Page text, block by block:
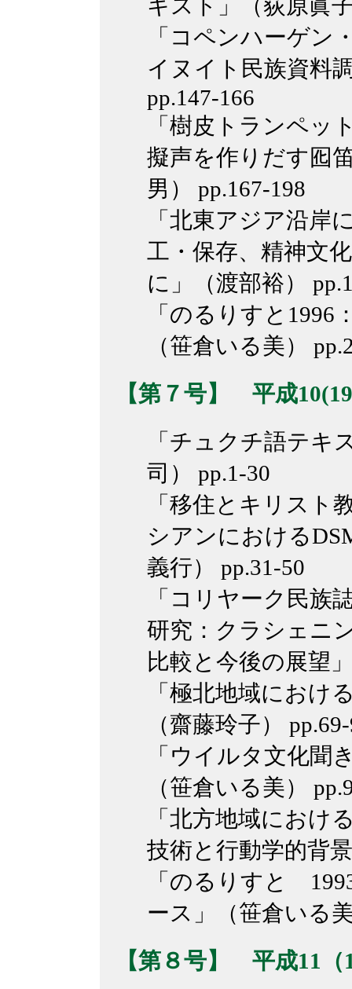
キスト」（荻原眞
「コペンハーゲン
イヌイト民族資料
pp.147-166
「樹皮トランペッ
擬声を作りだす囮
男） pp.167-198
「北東アジア沿岸
工・保存、精神文
に」（渡部裕）
「のるりすと
（笹倉いる美）
【第７号】 平成
「チュクチ語テキ
司） pp.1-30
「移住とキリスト
シアンにおける
義行） pp.31-50
「コリヤーク民族
研究：クラシェニ
比較と今後の展望
「極北地域におけ
（齋藤玲子）
「ウイルタ文化聞
（笹倉いる美）
「北方地域におけ
技術と行動学的背
「のるりすと
ース」（笹倉いる
【第８号】 平成11（